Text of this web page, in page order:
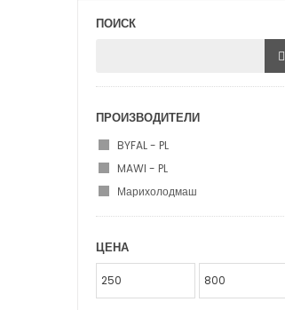
ПОИСК
ПРОИЗВОДИТЕЛИ
BYFAL - PL
MAWI - PL
Марихолодмаш
ЦЕНА